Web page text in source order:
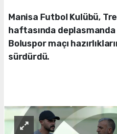
Manisa Futbol Kulübü,
haftasında deplasmanda
Boluspor maçı
sürdürdü.